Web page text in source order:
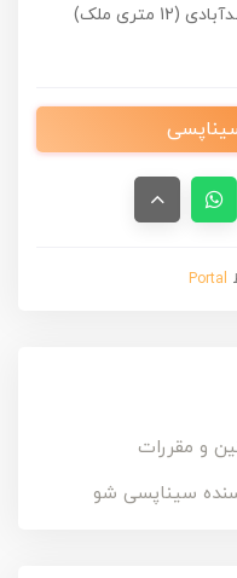
اراک، خیابان سید جمال الدین اسدآبادی (12 متری ملک)
Portal
و مقررات
سیناپسی شو